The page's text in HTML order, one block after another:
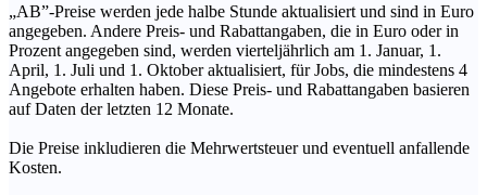
„AB”-Preise werden jede halbe Stunde aktualisiert und sind in Euro
angegeben. Andere Preis- und Rabattangaben, die in Euro oder in
Prozent angegeben sind, werden vierteljährlich am 1. Januar, 1.
April, 1. Juli und 1. Oktober aktualisiert, für Jobs, die mindestens 4
Angebote erhalten haben. Diese Preis- und Rabattangaben basieren
auf Daten der letzten 12 Monate.
Die Preise inkludieren die Mehrwertsteuer und eventuell anfallende
Kosten.